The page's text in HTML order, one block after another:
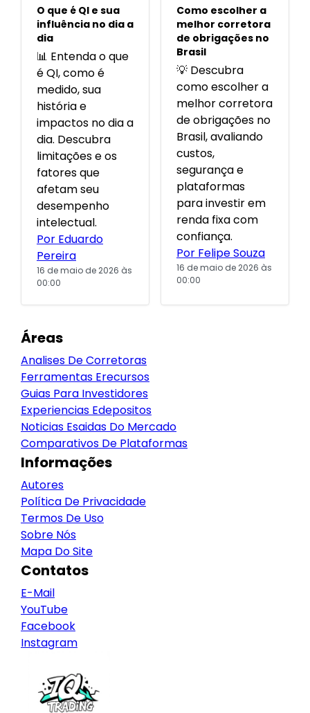
POPULARES
O que é QI e sua
influência no dia a
dia
📊 Entenda o que
é QI, como é
medido, sua
história e
impactos no dia a
dia. Descubra
limitações e os
fatores que
afetam seu
desempenho
intelectual.
Por Eduardo
Pereira
16 de maio de 2026 às
00:00
POPULARES
Como escolher a
melhor corretora
de obrigações no
Brasil
💡 Descubra
como escolher a
melhor corretora
de obrigações no
Brasil, avaliando
custos,
segurança e
plataformas
para investir em
renda fixa com
confiança.
Por Felipe Souza
16 de maio de 2026 às
00:00
Áreas
Analises De Corretoras
Ferramentas Erecursos
Guias Para Investidores
Experiencias Edepositos
Noticias Esaidas Do Mercado
Comparativos De Plataformas
Informações
Autores
Política De Privacidade
Termos De Uso
Sobre Nós
Mapa Do Site
Contatos
E-Mail
YouTube
Facebook
Instagram